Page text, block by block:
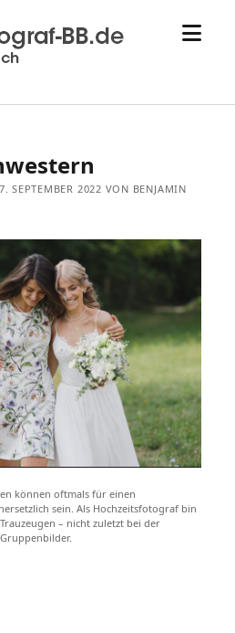
Menü
SEPTEMBER 2022 VON BENJAMIN
können oftmals für einen
sein. Als Hochzeitsfotograf bin
– nicht zuletzt bei der